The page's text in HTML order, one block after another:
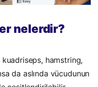
nelerdir?
hamstring,
da aslında vücudunun